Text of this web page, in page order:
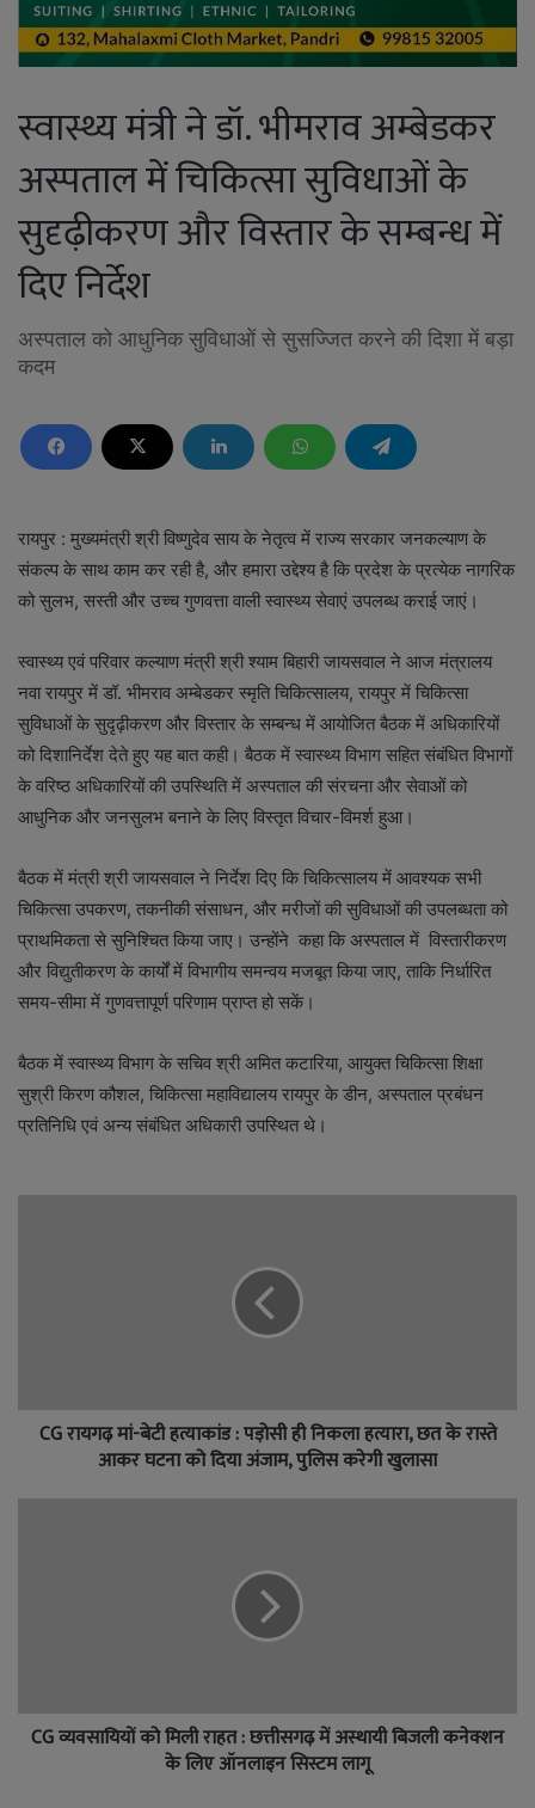
स्वास्थ्य मंत्री ने डॉ. भीमराव अम्बेडकर
अस्पताल में चिकित्सा सुविधाओं के
सुदृढ़ीकरण और विस्तार के सम्बन्ध में
दिए निर्देश
अस्पताल को आधुनिक सुविधाओं से सुसज्जित करने की दिशा में बड़ा
कदम
रायपुर : मुख्यमंत्री श्री विष्णुदेव साय के नेतृत्व में राज्य सरकार जनकल्याण के
संकल्प के साथ काम कर रही है, और हमारा उद्देश्य है कि प्रदेश के प्रत्येक नागरिक
को सुलभ, सस्ती और उच्च गुणवत्ता वाली स्वास्थ्य सेवाएं उपलब्ध कराई जाएं।
स्वास्थ्य एवं परिवार कल्याण मंत्री श्री श्याम बिहारी जायसवाल ने आज मंत्रालय
नवा रायपुर में डॉ. भीमराव अम्बेडकर स्मृति चिकित्सालय, रायपुर में चिकित्सा
सुविधाओं के सुदृढ़ीकरण और विस्तार के सम्बन्ध में आयोजित बैठक में अधिकारियों
को दिशानिर्देश देते हुए यह बात कही। बैठक में स्वास्थ्य विभाग सहित संबंधित विभागों
के वरिष्ठ अधिकारियों की उपस्थिति में अस्पताल की संरचना और सेवाओं को
आधुनिक और जनसुलभ बनाने के लिए विस्तृत विचार-विमर्श हुआ।
बैठक में मंत्री श्री जायसवाल ने निर्देश दिए कि चिकित्सालय में आवश्यक सभी
चिकित्सा उपकरण, तकनीकी संसाधन, और मरीजों की सुविधाओं की उपलब्धता को
प्राथमिकता से सुनिश्चित किया जाए। उन्होंने कहा कि अस्पताल में विस्तारीकरण
और विद्युतीकरण के कार्यों में विभागीय समन्वय मजबूत किया जाए, ताकि निर्धारित
समय-सीमा में गुणवत्तापूर्ण परिणाम प्राप्त हो सकें।
बैठक में स्वास्थ्य विभाग के सचिव श्री अमित कटारिया, आयुक्त चिकित्सा शिक्षा
सुश्री किरण कौशल, चिकित्सा महाविद्यालय रायपुर के डीन, अस्पताल प्रबंधन
प्रतिनिधि एवं अन्य संबंधित अधिकारी उपस्थित थे।
CG रायगढ़ मां-बेटी हत्याकांड : पड़ोसी ही निकला हत्यारा, छत के रास्ते
आकर घटना को दिया अंजाम, पुलिस करेगी खुलासा
CG व्यवसायियों को मिली राहत : छत्तीसगढ़ में अस्थायी बिजली कनेक्शन
के लिए ऑनलाइन सिस्टम लागू